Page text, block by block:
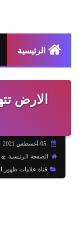
الرئيسية
الارض
05 أغسطس 2021
الصفحة الرئيسية
قناة علامات ظهور